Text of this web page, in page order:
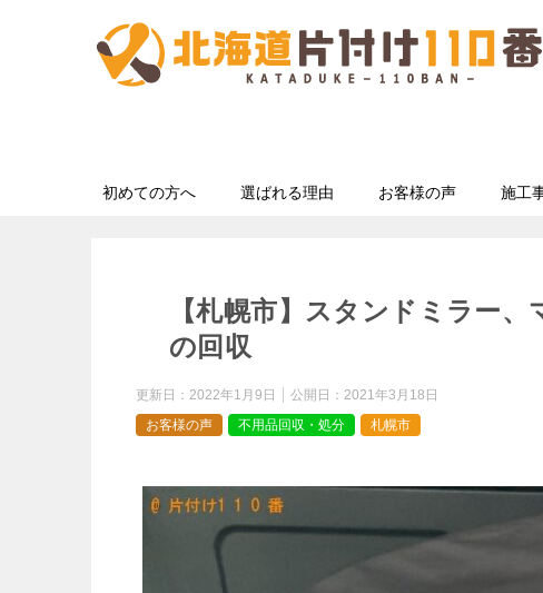
初めての方へ 選ばれる理由 お客様の声 施工
【札幌市】スタンドミラー
の回収
更新日： 2022年1月9日 公開日： 2021年3月18日
お客様の声
不用品回収・処分 札幌市